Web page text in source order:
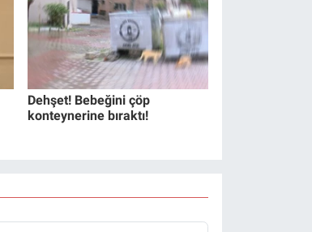
Dehşet! Bebeğini çöp
konteynerine bıraktı!